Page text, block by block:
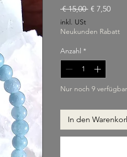
€ 15,00 € 7,50Sale-
inkl. USt
Neukunden Rabatt
Anzahl *
Nur noch 9 verfügbar
In den